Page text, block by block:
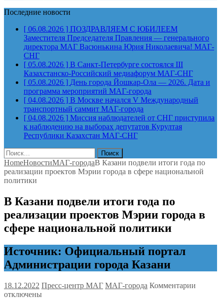
Последние новости
[ 06.08.2026 ] ПОЗДРАВЛЯЕМ С ЮБИЛЕЕМ
Заместителя Председателя Правления — генерального
директора МАГ Васюнькина Юрия Николаевича! МАГ-
СНГ
[ 05.08.2026 ] В Санкт-Петербурге состоялся III
Казахстанско-Российский медиафорум МАГ-СНГ
[ 05.08.2026 ] День города Йошкар-Ола — 2026. Дата и
программа мероприятий МАГ-города
[ 04.08.2026 ] В Москве начался V Международный
транспортный саммит МАГ-города
[ 04.08.2026 ] Миссия наблюдателей от СНГ приступила
к наблюдению на выборах депутатов Курултая
Республики Казахстан МАГ-СНГ
Найти:
HomeНовостиМАГ-городаВ Казани подвели итоги года по
реализации проектов Мэрии города в сфере национальной
политики
В Казани подвели итоги года по
реализации проектов Мэрии города в
сфере национальной политики
Источник: Официальный портал
Администрации города Казани
18.12.2022 Пресс-центр МАГ МАГ-города Комментарии
отключены